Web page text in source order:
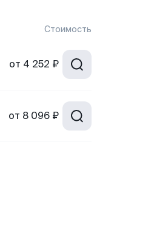
Стоимость
от 4 252 ₽
от 8 096 ₽